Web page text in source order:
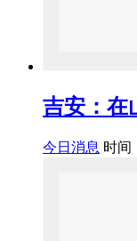
吉安：在
今日消息 时间